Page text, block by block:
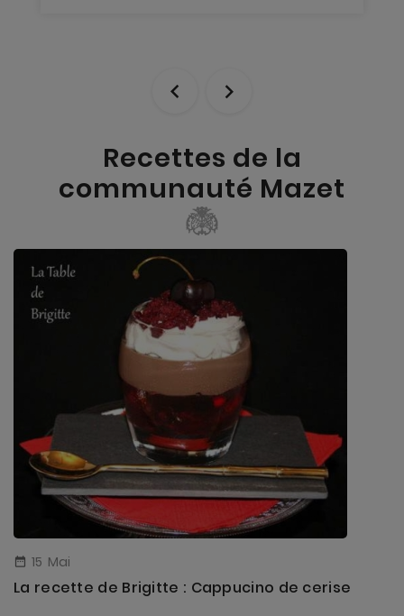
 
Recettes de la
communauté Mazet
 15 Mai
La recette de Brigitte : Cappucino de cerise